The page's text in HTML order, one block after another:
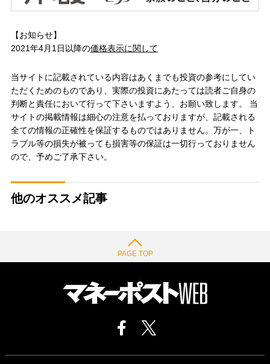
【お知らせ】
2021年4月1日以降の価格表示に関して
当サイトに記載されている内容はあくまでも投資の参考にしてい
ただくためのものであり、実際の投資にあたっては読者ご自身の
判断と責任において行って下さいますよう、お願い致します。 当
サイトの掲載情報は細心の注意を払っておりますが、記載される
全ての情報の正確性を保証するものではありません。万が一、ト
ラブル等の損失が被っても損害等の保証は一切行っておりません
ので、予めご了承下さい。
他のオススメ記事
PAGE TOP